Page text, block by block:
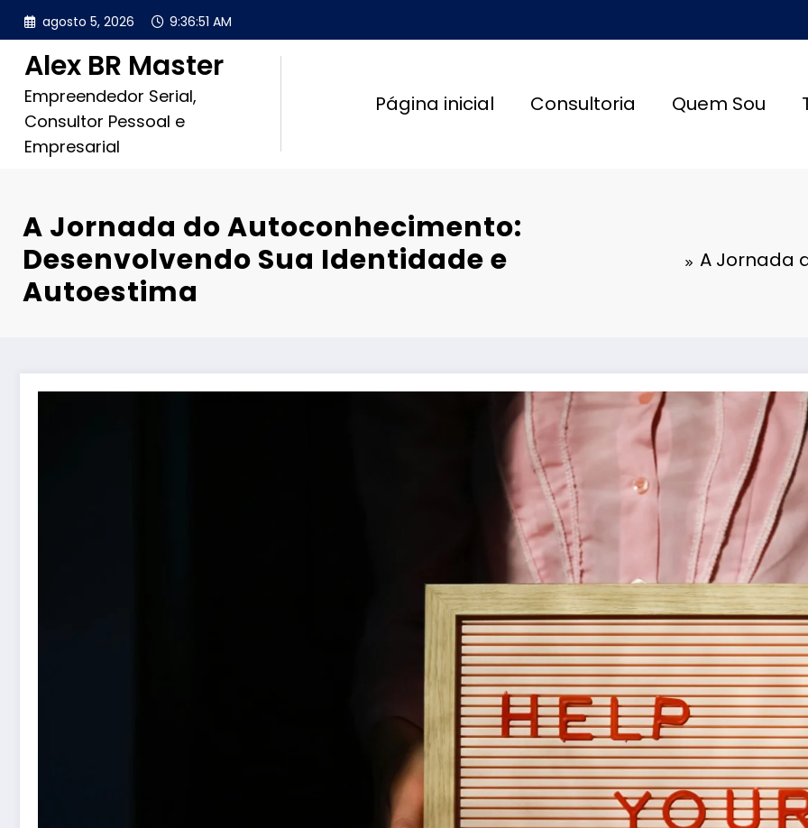
Pular
para
conteúdo
agosto 5, 2026 9:36:53 AM
Alex BR Master
Empreendedor Serial,
Consultor Pessoal e
Empresarial
Página inicial Consultoria Quem Sou
A Jornada do Autoconhecimento:
Desenvolvendo Sua Identidade e
Autoestima
A Jornada